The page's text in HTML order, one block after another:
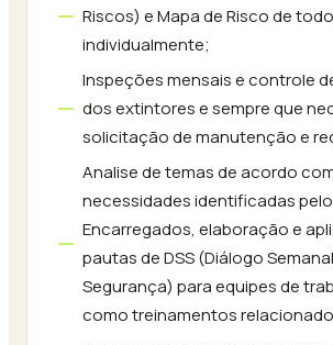
Riscos) e Mapa de Risco de
individualmente;
Inspeções mensais e controle
dos extintores e sempre que
solicitação de manutenção e
Analise de temas de acordo
necessidades identificadas
Encarregados, elaboração e
pautas de DSS (Diálogo
Segurança) para equipes de
como treinamentos